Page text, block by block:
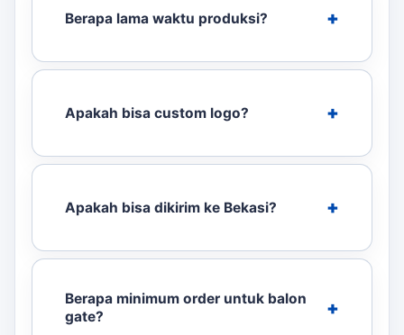
Berapa lama waktu produksi?
Apakah bisa custom logo?
Apakah bisa dikirim ke Bekasi?
Berapa minimum order untuk balon
gate?